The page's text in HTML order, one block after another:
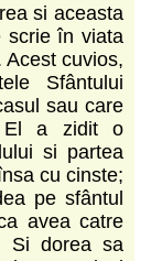
si aceasta
scrie în viata
cuvios,
Sfântului
sau care
El a zidit o
si partea
cu cinste;
pe sfântul
avea catre
Si dorea sa